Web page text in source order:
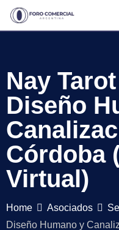
Skip
Nay
Diseño
Córdoba
Virtual)
Home Asociados
Diseño Humano y